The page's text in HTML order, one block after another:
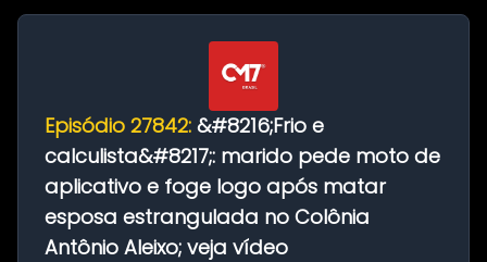
Episódio 27842: &#8216;Frio e
calculista&#8217;: marido pede moto de
aplicativo e foge logo após matar
esposa estrangulada no Colônia
Antônio Aleixo; veja vídeo